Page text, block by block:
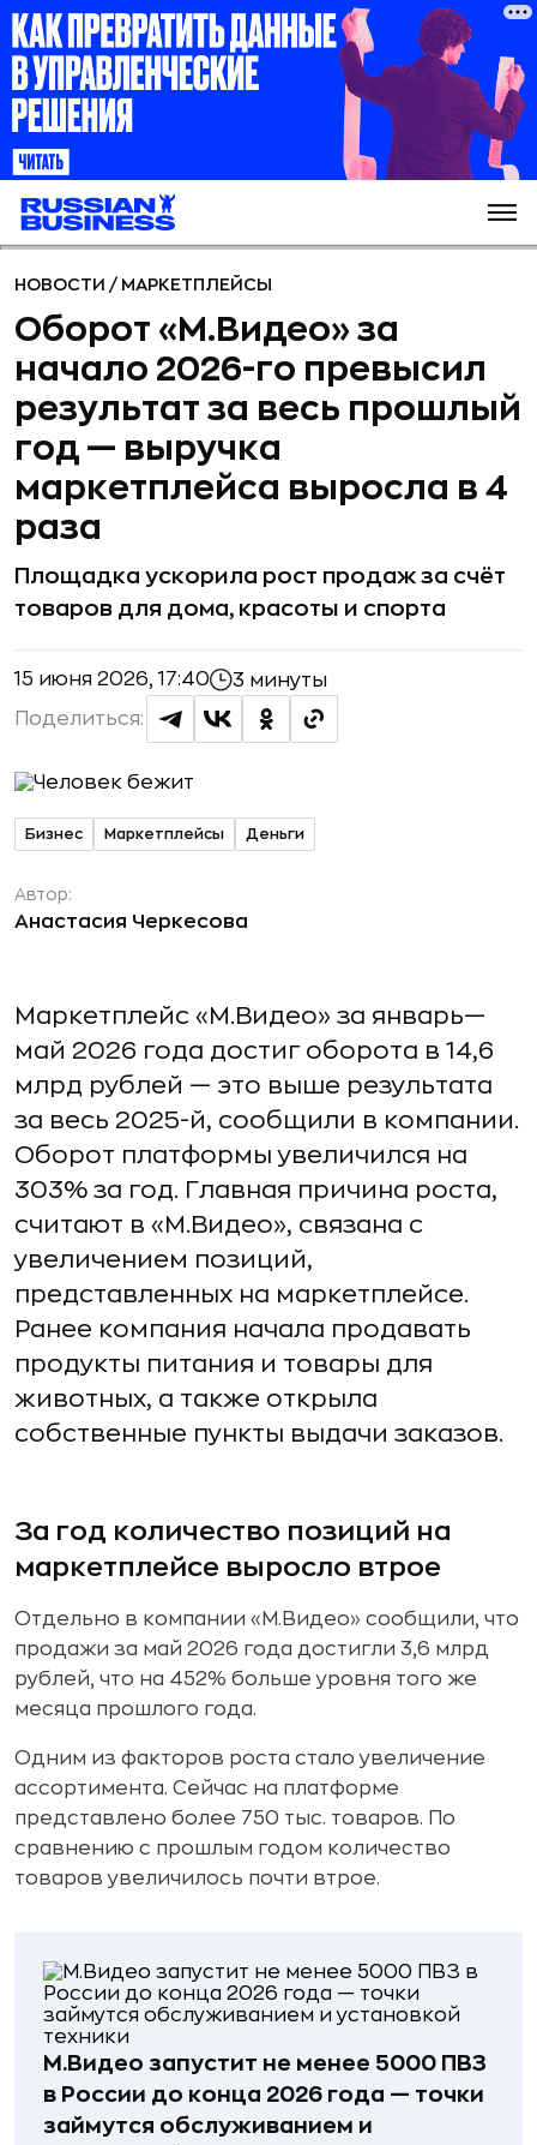
НОВОСТИ / МАРКЕТПЛЕЙСЫ
Оборот «М.Видео» за
начало 2026-го превысил
результат за весь прошлый
год — выручка
маркетплейса выросла в 4
раза
Площадка ускорила рост продаж за счёт
товаров для дома, красоты и спорта
15 июня 2026, 17:40 3 минуты
Поделиться:
Бизнес Маркетплейсы Деньги
Автор:
Анастасия Черкесова
Маркетплейс «М.Видео» за январь—
май 2026 года достиг оборота в 14,6
млрд рублей — это выше результата
за весь 2025-й, сообщили в компании.
Оборот платформы увеличился на
303% за год. Главная причина роста,
считают в «М.Видео», связана с
увеличением позиций,
представленных на маркетплейсе.
Ранее компания начала продавать
продукты питания и товары для
животных, а также открыла
собственные пункты выдачи заказов.
За год количество позиций на
маркетплейсе выросло втрое
Отдельно в компании «М.Видео» сообщили, что
продажи за май 2026 года достигли 3,6 млрд
рублей, что на 452% больше уровня того же
месяца прошлого года.
Одним из факторов роста стало увеличение
ассортимента. Сейчас на платформе
представлено более 750 тыс. товаров. По
сравнению с прошлым годом количество
товаров увеличилось почти втрое.
М.Видео запустит не менее 5000 ПВЗ
в России до конца 2026 года — точки
займутся обслуживанием и